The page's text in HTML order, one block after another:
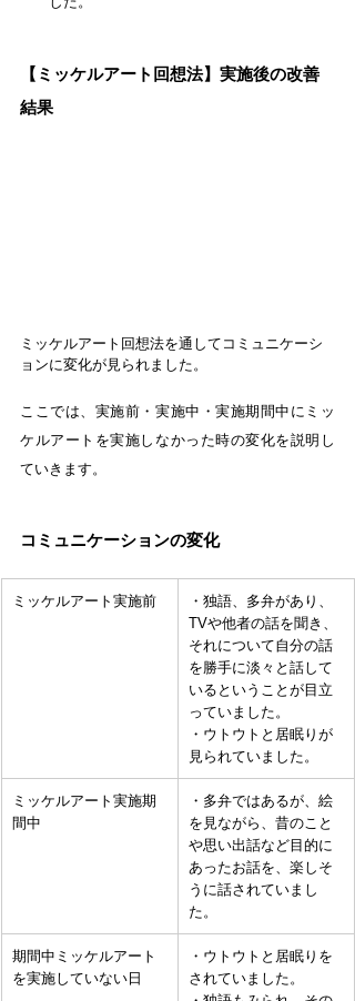
【ミッケルアート回想法】実施後の改善
結果
ミッケルアート回想法を通してコミュニケーシ
ョンに変化が見られました。
ここでは、実施前・実施中・実施期間中にミッ
ケルアートを実施しなかった時の変化を説明し
ていきます。
コミュニケーションの変化
ミッケルアート実施前
・​独語、多弁があり、
TVや他者の話を聞き、
それについて自分の話
を勝手に淡々と話して
いるということが目立
っていました。
・ウトウトと居眠りが
見られていました。
ミッケルアート実施期
間中
​・多弁ではあるが、絵
を見ながら、昔のこと
や思い出話など目的に
あったお話を、楽しそ
うに話されていまし
た。
​期間中ミッケルアート
を実施していない日
​・ウトウトと居眠りを
されていました。